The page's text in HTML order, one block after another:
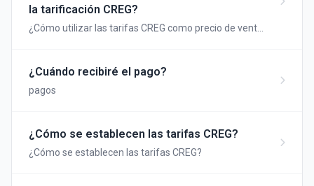
la tarificación CREG?
¿Cómo utilizar las tarifas CREG como precio de venta
¿Cuándo recibiré el pago?
pagos
¿Cómo se establecen las tarifas CREG?
¿Cómo se establecen las tarifas CREG?